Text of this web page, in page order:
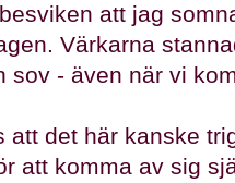
att jag
Värkarna
sov - även när vi
att det här kanske
att komma av sig